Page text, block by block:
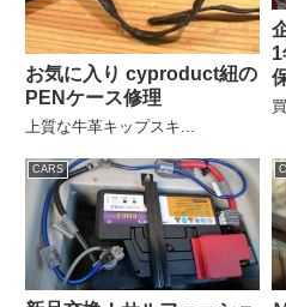
お気に入り cyproduct紐の
PENケース修理
上質な牛革キップスキ...
CARS